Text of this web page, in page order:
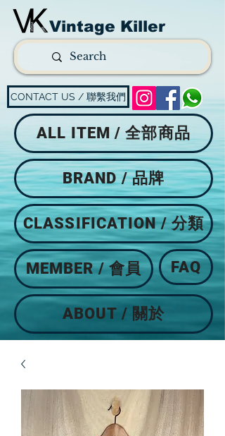
Vintage Killer
CONTACT US / 聯繫我們
ALL ITEM / 全部商品
BRAND / 品牌
CLASSIFICATION / 分類
MEMBER / 會員 FAQ
ABOUT / 關於